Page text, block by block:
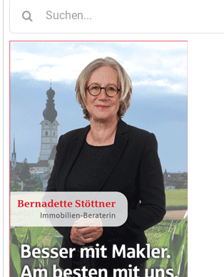
nach: